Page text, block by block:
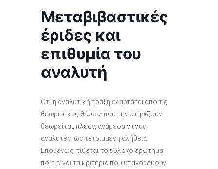
Μεταβιβαστικές
έριδες και
επιθυμία του
αναλυτή
Ότι η αναλυτική πράξη εξαρτάται από τις
θεωρητικές θέσεις που την στηρίζουν
θεωρείται, πλέον, ανάμεσα στους
αναλυτές, ως τετριμμένη αλήθεια.
Επομένως, τίθεται το εύλογο ερώτημα:
ποια είναι τα κριτήρια που υπαγορεύουν